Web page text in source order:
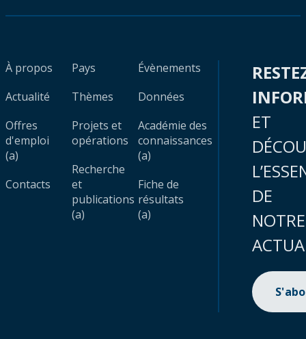
À propos
Actualité
Offres
d'emploi
(a)
Contacts
Pays
Thèmes
Projets et
opérations
Recherche
et
publications
(a)
Évènements
Données
Académie des
connaissances
(a)
Fiche de
résultats
(a)
ET
DE
NOTRE